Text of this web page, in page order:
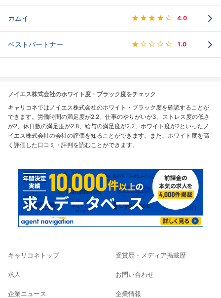
カムイ 4.0
ベストパートナー 1.0
ノイエス株式会社のホワイト度・ブラック度をチェック
キャリコネではノイエス株式会社のホワイト・ブラック度を確認することが
できます。労働時間の満足度が2.2、仕事のやりがいが3、ストレス度の低さ
が2、休日数の満足度が2.8、給与の満足度が2.2、ホワイト度が2といったノ
イエス株式会社の会社の評価を知ることができます。また、ホワイト度を高
く評価した口コミ・評判を読むことができます。
キャリコネトップ
求人
企業ニュース
受賞歴・メディア掲載歴
お問い合わせ
企業情報